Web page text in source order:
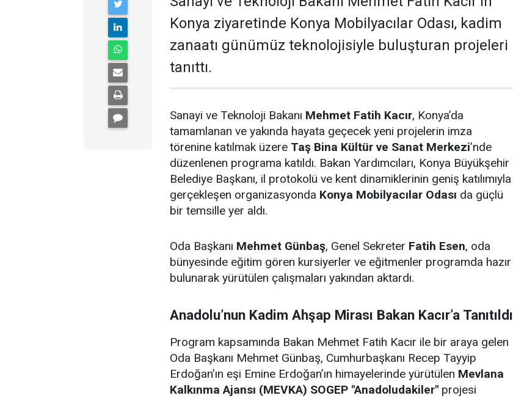
Konya ziyaretinde Konya Mobilyacılar Odası, kadim
zanaatı günümüz teknolojisiyle buluşturan projeleri
tanıttı.
Sanayi ve Teknoloji Bakanı Mehmet Fatih Kacır, Konya’da
tamamlanan ve yakında hayata geçecek yeni projelerin imza
törenine katılmak üzere Taş Bina Kültür ve Sanat Merkezi’nde
düzenlenen programa katıldı. Bakan Yardımcıları, Konya Büyükşehir
Belediye Başkanı, il protokolü ve kent dinamiklerinin geniş katılımıyla
gerçekleşen organizasyonda Konya Mobilyacılar Odası da güçlü
bir temsille yer aldı.
Oda Başkanı Mehmet Günbaş, Genel Sekreter Fatih Esen, oda
bünyesinde eğitim gören kursiyerler ve eğitmenler programda hazır
bulunarak yürütülen çalışmaları yakından aktardı.
Anadolu’nun Kadim Ahşap Mirası Bakan Kacır’a Tanıtıldı
Program kapsamında Bakan Mehmet Fatih Kacır ile bir araya gelen
Oda Başkanı Mehmet Günbaş, Cumhurbaşkanı Recep Tayyip
Erdoğan’ın eşi Emine Erdoğan’ın himayelerinde yürütülen Mevlana
Kalkınma Ajansı (MEVKA) SOGEP "Anadoludakiler" projesi